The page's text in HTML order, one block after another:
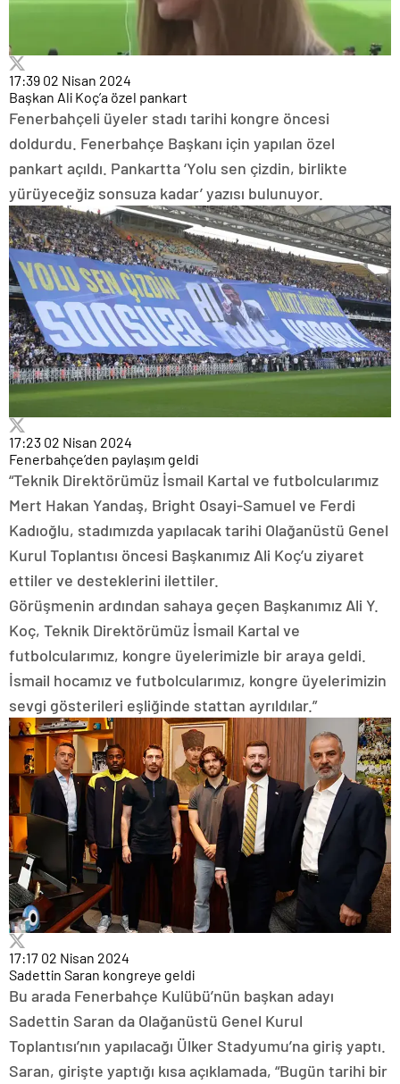
17:39 02 Nisan 2024
Başkan Ali Koç’a özel pankart
Fenerbahçeli üyeler stadı tarihi kongre öncesi
doldurdu. Fenerbahçe Başkanı için yapılan özel
pankart açıldı. Pankartta ‘Yolu sen çizdin, birlikte
yürüyeceğiz sonsuza kadar’ yazısı bulunuyor.
17:23 02 Nisan 2024
Fenerbahçe’den paylaşım geldi
“Teknik Direktörümüz İsmail Kartal ve futbolcularımız
Mert Hakan Yandaş, Bright Osayi-Samuel ve Ferdi
Kadıoğlu, stadımızda yapılacak tarihi Olağanüstü Genel
Kurul Toplantısı öncesi Başkanımız Ali Koç’u ziyaret
ettiler ve desteklerini ilettiler.
Görüşmenin ardından sahaya geçen Başkanımız Ali Y.
Koç, Teknik Direktörümüz İsmail Kartal ve
futbolcularımız, kongre üyelerimizle bir araya geldi.
İsmail hocamız ve futbolcularımız, kongre üyelerimizin
sevgi gösterileri eşliğinde stattan ayrıldılar.”
17:17 02 Nisan 2024
Sadettin Saran kongreye geldi
Bu arada Fenerbahçe Kulübü’nün başkan adayı
Sadettin Saran da Olağanüstü Genel Kurul
Toplantısı’nın yapılacağı Ülker Stadyumu’na giriş yaptı.
Saran, girişte yaptığı kısa açıklamada, “Bugün tarihi bir